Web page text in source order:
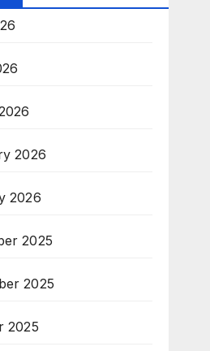
2026
2026
2025
2025
2025